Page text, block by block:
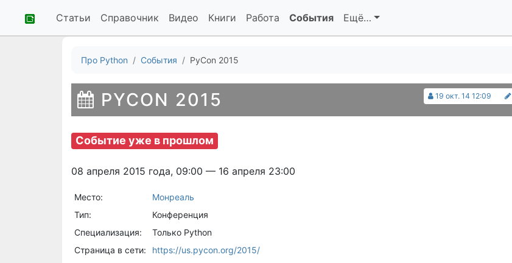
Статьи Справочник Видео Книги Работа События Ещё…
Про Python События PyCon 2015
19 окт. 14 12:09
PYCON 2015
Событие уже в прошлом
08 апреля 2015 года, 09:00 — 16 апреля 23:00
Место:
Монреаль
Тип:
Конференция
Специализация:
Только Python
Страница в сети:
https://us.pycon.org/2015/